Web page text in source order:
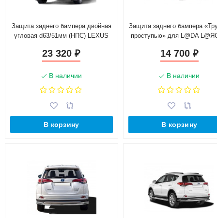
Защита заднего бампера двойная
угловая d63/51мм (НПС) LEXUS
23 320₽
В наличии
В корзину
Защита заднего бампера
проступью» для L@DA
14 700 ₽
В наличии
В корзину